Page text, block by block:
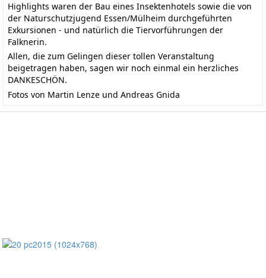
Highlights waren der Bau eines Insektenhotels sowie die von
der Naturschutzjugend Essen/Mülheim durchgeführten
Exkursionen - und natürlich die Tiervorführungen der
Falknerin.
Allen, die zum Gelingen dieser tollen Veranstaltung
beigetragen haben, sagen wir noch einmal ein herzliches
DANKESCHÖN.
Fotos von Martin Lenze und Andreas Gnida